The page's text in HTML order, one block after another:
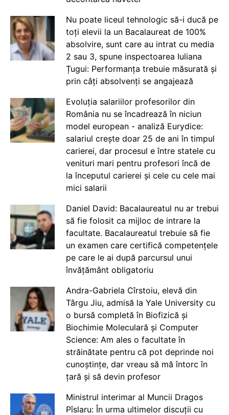
Nu poate liceul tehnologic să-i ducă pe
toți elevii la un Bacalaureat de 100%
absolvire, sunt care au intrat cu media
2 sau 3, spune inspectoarea Iuliana
Țugui: Performanța trebuie măsurată și
prin câți absolvenți se angajează
Evoluția salariilor profesorilor din
România nu se încadrează în niciun
model european - analiză Eurydice:
salariul crește doar 25 de ani în timpul
carierei, dar procesul e între statele cu
venituri mari pentru profesori încă de
la începutul carierei și cele cu cele mai
mici salarii
Daniel David: Bacalaureatul nu ar trebui
să fie folosit ca mijloc de intrare la
facultate. Bacalaureatul trebuie să fie
un examen care certifică competențele
pe care le ai după parcursul unui
învățământ obligatoriu
Andra-Gabriela Cîrstoiu, elevă din
Târgu Jiu, admisă la Yale University cu
o bursă completă în Biofizică și
Biochimie Moleculară și Computer
Science: Am ales o facultate în
străinătate pentru că pot deprinde noi
cunoștințe, dar vreau să mă întorc în
țară și să devin profesor
Ministrul interimar al Muncii Dragos
Pîslaru: În urma ultimelor discuții cu